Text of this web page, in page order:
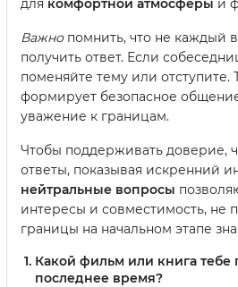
Важнопомнить, что не каждый
получить ответ. Если
поменяйте тему или отступите.
формирует безопасное
уважение к границам.
Чтобы поддерживать доверие,
ответы, показывая искренний
нейтральные вопросы
интересы и совместимость, не
границы на начальном этапе
Какой фильм или книга тебе
последнее время?